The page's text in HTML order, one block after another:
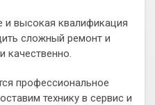
высокая квалификация
сложный ремонт и
качественно.
профессиональное
технику в сервис и